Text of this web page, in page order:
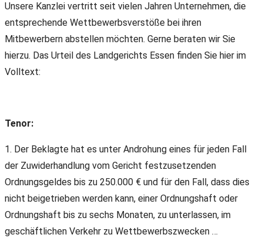
Unsere Kanzlei vertritt seit vielen Jahren Unternehmen, die
entsprechende Wettbewerbsverstöße bei ihren
Mitbewerbern abstellen möchten. Gerne beraten wir Sie
hierzu. Das Urteil des Landgerichts Essen finden Sie hier im
Volltext:
Tenor:
1. Der Beklagte hat es unter Androhung eines für jeden Fall
der Zuwiderhandlung vom Gericht festzusetzenden
Ordnungsgeldes bis zu 250.000 € und für den Fall, dass dies
nicht beigetrieben werden kann, einer Ordnungshaft oder
Ordnungshaft bis zu sechs Monaten, zu unterlassen, im
geschäftlichen Verkehr zu Wettbewerbszwecken …